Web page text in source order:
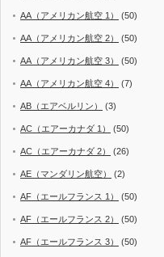
AA（アメリカン航空 1） (50)
AA（アメリカン航空 2） (50)
AA（アメリカン航空 3） (50)
AA（アメリカン航空 4） (7)
AB（エアベルリン） (3)
AC（エアーカナダ 1） (50)
AC（エアーカナダ 2） (26)
AE（マンダリン航空） (2)
AF（エールフランス 1） (50)
AF（エールフランス 2） (50)
AF（エールフランス 3） (50)